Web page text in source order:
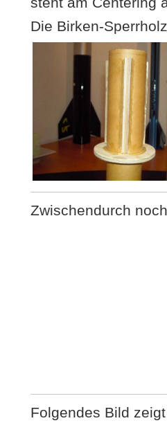
Die Birken-
Zwischendurch
Folgendes Bild